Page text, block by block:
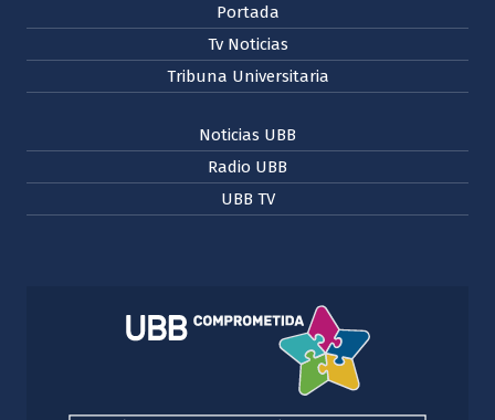
Portada
Tv Noticias
Tribuna Universitaria
Noticias UBB
Radio UBB
UBB TV